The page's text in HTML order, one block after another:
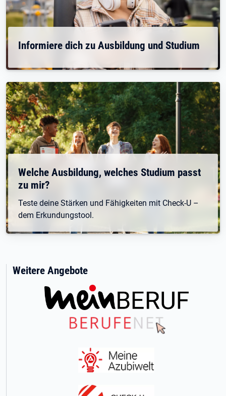
Informiere dich zu Ausbildung und Studium
Welche Ausbildung, welches Studium passt
zu mir?
Teste deine Stärken und Fähigkeiten mit Check-U –
dem Erkundungstool.
Weitere Angebote